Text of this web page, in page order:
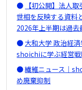
【初公開】法人
世相を反映する資料
2026年上半期は過去
大和大学 政治経
shoichiに学ぶ経営
繊維ニュース｜
め廃棄抑制